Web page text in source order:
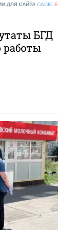
ДЛЯ САЙТА CACKL E
БГД